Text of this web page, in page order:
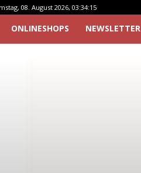
08. August 2026, 03:34:15
ONLINESHOPS NEWSLETTER